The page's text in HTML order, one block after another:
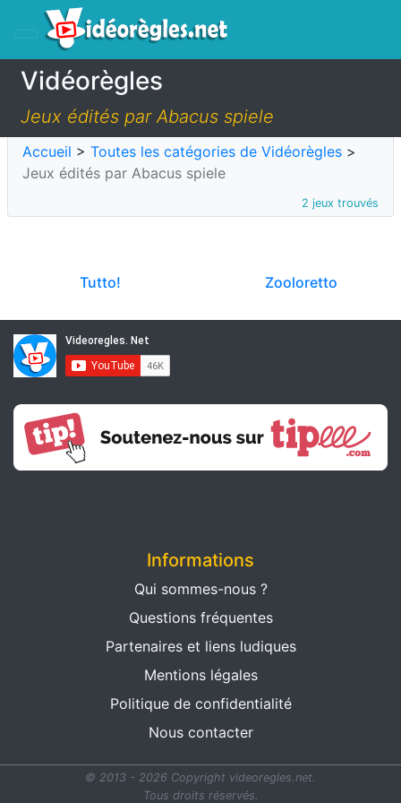
Vidéorègles
Jeux édités par Abacus spiele
Accueil > Toutes les catégories de Vidéorègles >
Jeux édités par Abacus spiele
2 jeux trouvés
Tutto! Zooloretto
Informations
Qui sommes-nous ?
Questions fréquentes
Partenaires et liens ludiques
Mentions légales
Politique de confidentialité
Nous contacter
© 2013 - 2026 Copyright videoregles.net.
Tous droits réservés.